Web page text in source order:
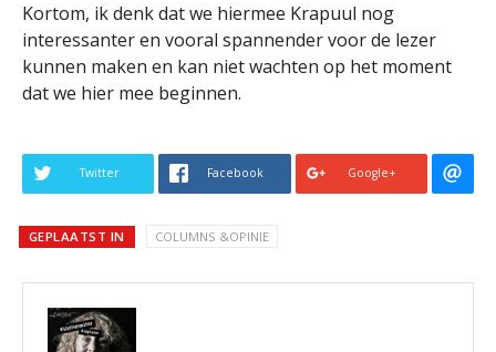
Kortom, ik denk dat we hiermee Krapuul nog
interessanter en vooral spannender voor de lezer
kunnen maken en kan niet wachten op het moment
dat we hier mee beginnen.
Twitter Facebook Google+
GEPLAATST IN COLUMNS &OPINIE